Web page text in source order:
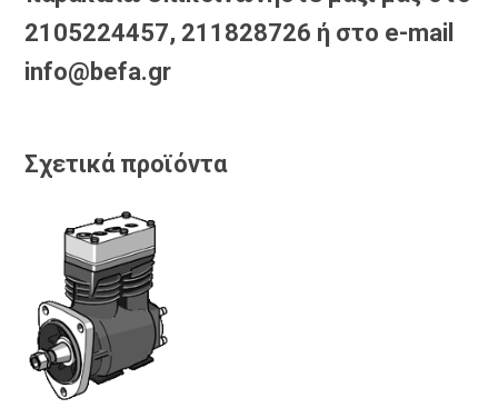
2105224457, 211828726 ή στο e-mail
info@befa.gr
Σχετικά προϊόντα